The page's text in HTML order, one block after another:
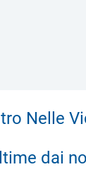
Nelle
dai